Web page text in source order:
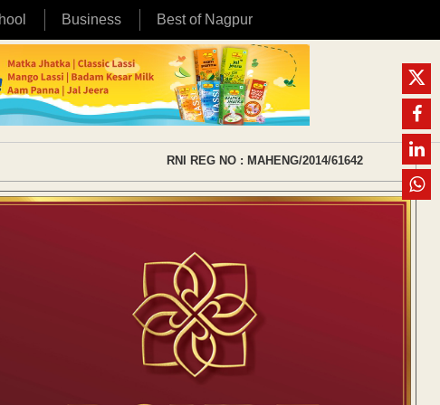
Business Best of Nagpur
RNI REG NO : MAHENG/2014/61642